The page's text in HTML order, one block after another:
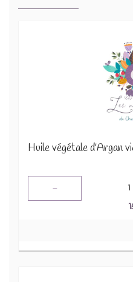
Huile végétale d'Argan
- 1